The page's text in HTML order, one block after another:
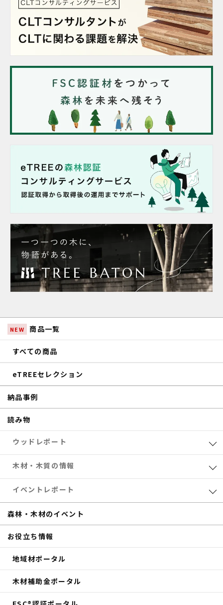
NEW 商品一覧
すべての商品
eTREEセレクション
納品事例
読み物
ウッドレポート
業界レポート
eTREEコラム
サステナブル
木材・木質の情報
森林・木材のお得情報
木材加工
補助金
商品紹介
イベントレポート
共催セミナー
eTREE TALK
森の未来会議
その他のイベントレポート
森林・木材のイベント
お役立ち情報
地域材ポータル
木材補助金ポータル